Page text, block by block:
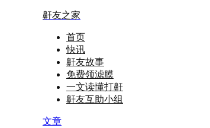
鼾友之家
首页
快讯
鼾友故事
免费领滤膜
一文读懂打鼾
鼾友互助小组
文章